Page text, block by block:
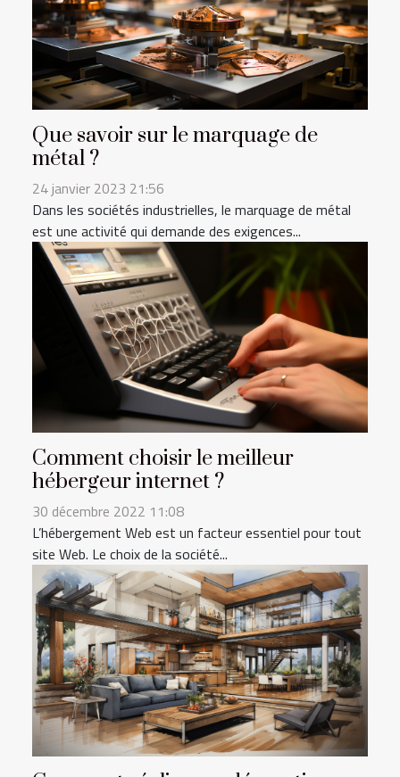
Que savoir sur le marquage de
métal ?
24 janvier 2023 21:56
Dans les sociétés industrielles, le marquage de métal
est une activité qui demande des exigences...
Comment choisir le meilleur
hébergeur internet ?
30 décembre 2022 11:08
L’hébergement Web est un facteur essentiel pour tout
site Web. Le choix de la société...